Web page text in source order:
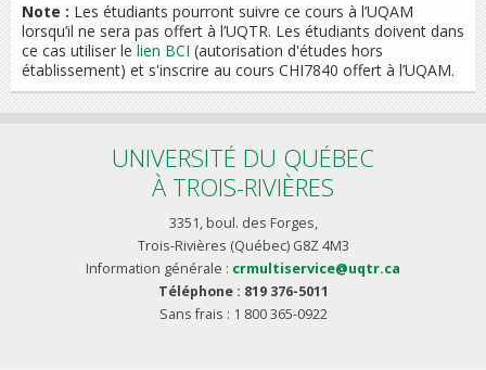
Note : Les étudiants pourront suivre ce cours à l’UQAM
lorsqu’il ne sera pas offert à l’UQTR. Les étudiants doivent dans
ce cas utiliser le lien BCI (autorisation d'études hors
établissement) et s'inscrire au cours CHI7840 offert à l’UQAM.
UNIVERSITÉ DU QUÉBEC
À TROIS-RIVIÈRES
3351, boul. des Forges,
Trois-Rivières (Québec) G8Z 4M3
Information générale : crmultiservice@uqtr.ca
Téléphone : 819 376-5011
Sans frais : 1 800 365-0922